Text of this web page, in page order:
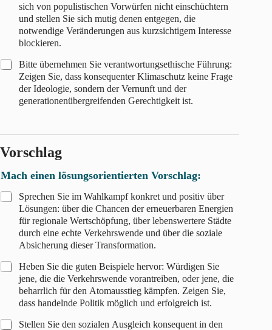
sich von populistischen Vorwürfen nicht einschüchtern
und stellen Sie sich mutig denen entgegen, die
notwendige Veränderungen aus kurzsichtigem Interesse
blockieren.
Bitte übernehmen Sie verantwortungsethische Führung:
Zeigen Sie, dass konsequenter Klimaschutz keine Frage
der Ideologie, sondern der Vernunft und der
generationenübergreifenden Gerechtigkeit ist.
Vorschlag
Mach einen lösungsorientierten Vorschlag:
Sprechen Sie im Wahlkampf konkret und positiv über
Lösungen: über die Chancen der erneuerbaren Energien
für regionale Wertschöpfung, über lebenswertere Städte
durch eine echte Verkehrswende und über die soziale
Absicherung dieser Transformation.
Heben Sie die guten Beispiele hervor: Würdigen Sie
jene, die die Verkehrswende vorantreiben, oder jene, die
beharrlich für den Atomausstieg kämpfen. Zeigen Sie,
dass handelnde Politik möglich und erfolgreich ist.
Stellen Sie den sozialen Ausgleich konsequent in den